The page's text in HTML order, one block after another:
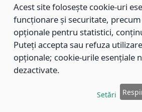
827/10.12.2019
Aprobarea standardului de
furnizate în cadrul Centrului
Adăpost, pentru anul 2020.
Aprobarea standardului de
Acest site folosește cookie-uri
funcționare și securitate,
opționale pentru statistici,
Puteți accepta sau refuza
opționale; cookie-urile esențiale
dezactivate.
Setări